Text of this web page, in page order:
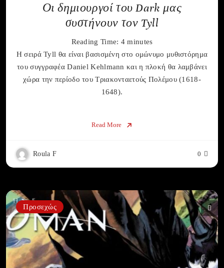
Οι δημιουργοί του Dark μας
συστήνουν τον Tyll
Reading Time: 4 minutes
Η σειρά Tyll θα είναι βασισμένη στο ομώνυμο μυθιστόρημα
του συγγραφέα Daniel Kehlmann και η πλοκή θα λαμβάνει
χώρα την περίοδο του Τριακονταετούς Πολέμου (1618-
1648).
Read More
Roula F 0
Προσεχώς